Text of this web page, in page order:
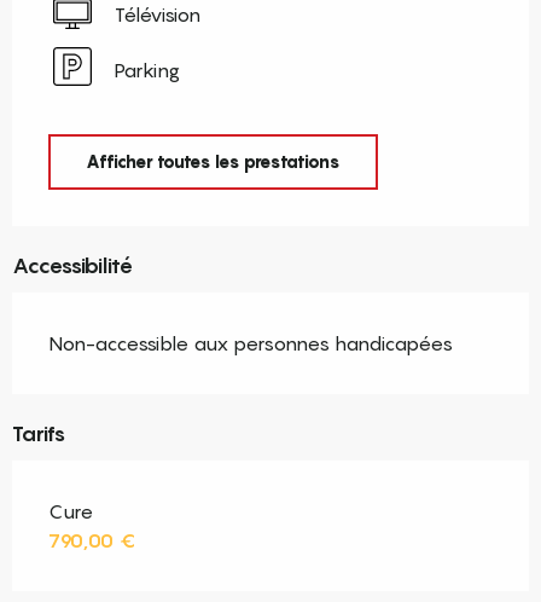
Télévision
Parking
Afficher toutes les prestations
Accessibilité
Non-accessible aux personnes handicapées
Tarifs
Cure
790,00 €